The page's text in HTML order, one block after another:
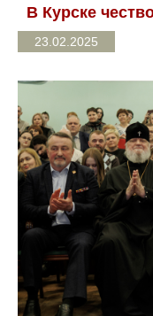
В Курске
23.02.2025